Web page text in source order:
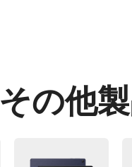
その他